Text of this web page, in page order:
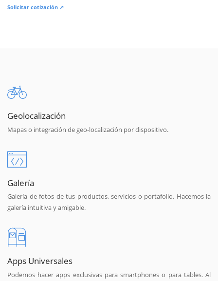
Solicitar cotización ↗
Geolocalización
Mapas o integración de geo-localización por dispositivo.
Galería
Galería de fotos de tus productos, servicios o portafolio. Hacemos la
galería intuitiva y amigable.
Apps Universales
Podemos hacer apps exclusivas para smartphones o para tables. Al